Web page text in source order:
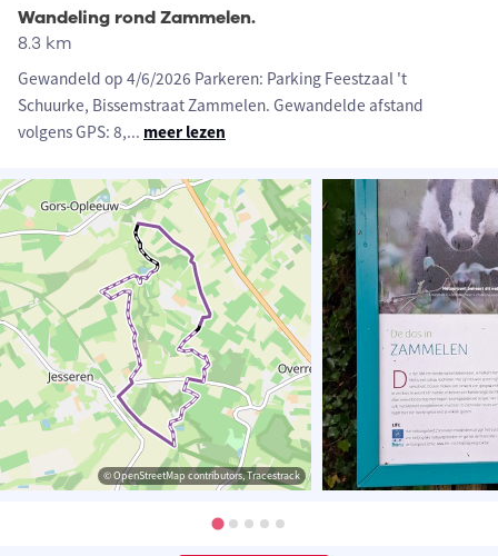
Wandeling rond Zammelen.
8.3 km
Gewandeld op 4/6/2026 Parkeren: Parking Feestzaal 't
Schuurke, Bissemstraat Zammelen. Gewandelde afstand
volgens GPS: 8,... meer lezen
© OpenStreetMap contributors, Tracestrack